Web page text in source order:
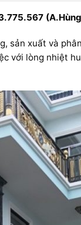
sản xuất và
với lòng nhiệt